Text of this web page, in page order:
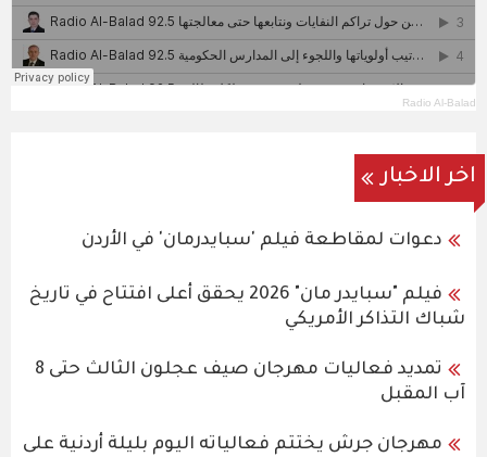
Radio Al-Balad
اخر الاخبار
دعوات لمقاطعة فيلم 'سبايدرمان' في الأردن
فيلم "سبايدر مان" 2026 يحقق أعلى افتتاح في تاريخ
شباك التذاكر الأمريكي
تمديد فعاليات مهرجان صيف عجلون الثالث حتى 8
آب المقبل
مهرجان جرش يختتم فعالياته اليوم بليلة أردنية على